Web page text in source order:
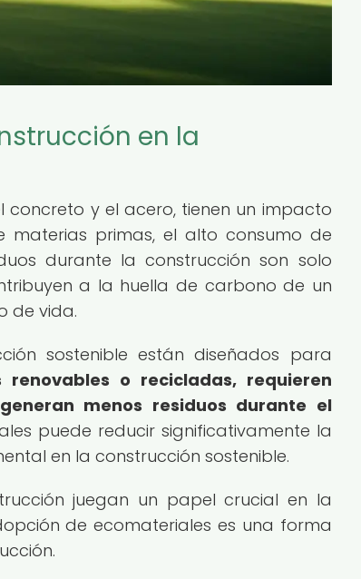
en la
concreto y el acero, tienen un impacto
materias primas, el alto consumo de
durante la construcción son solo
a la huella de carbono de un
de vida.
sostenible están diseñados para
o recicladas, requieren
menos residuos durante el
puede reducir significativamente la
en la construcción sostenible.
juegan un papel crucial en la
de ecomateriales es una forma